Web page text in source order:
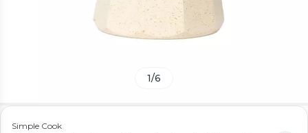
1/6
Simple Cook